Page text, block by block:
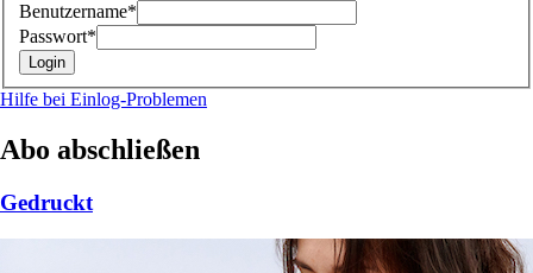
Benutzername*
Passwort*
Hilfe bei Einlog-Problemen
Abo abschließen
Gedruckt